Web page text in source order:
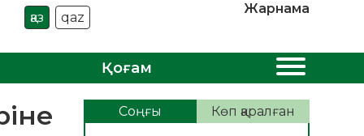
қаз qaz
Жарнама
Қоғам
Соңғы Көп қаралған